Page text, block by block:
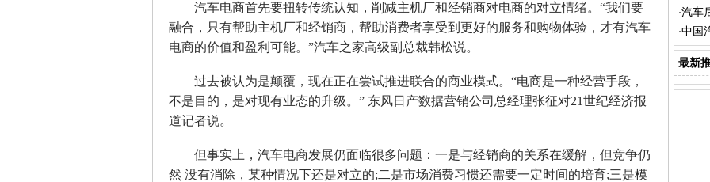
汽车电商首先要扭转传统认知，削减主机厂和经销商对电商的对立情绪。“我们要
融合，只有帮助主机厂和经销商，帮助消费者享受到更好的服务和购物体验，才有汽车
电商的价值和盈利可能。”汽车之家高级副总裁韩松说。
过去被认为是颠覆，现在正在尝试推进联合的商业模式。“电商是一种经营手段，
不是目的，是对现有业态的升级。” 东风日产数据营销公司总经理张征对21世纪经济报
道记者说。
但事实上，汽车电商发展仍面临很多问题：一是与经销商的关系在缓解，但竞争仍
然 没有消除，某种情况下还是对立的;二是市场消费习惯还需要一定时间的培育;三是模
·汽车
·中国
最新